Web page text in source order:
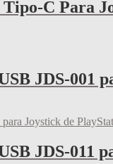
Tipo-C Para
JDS-001
JDS-011